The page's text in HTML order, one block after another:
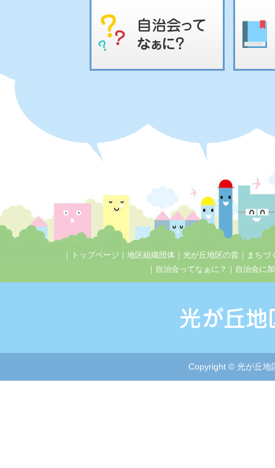
｜ トップページ ｜地区組織団体 ｜光が丘地区の昔 ｜ まちづ
｜ 自治会ってなぁに？ ｜ 自治会に
Copyright © 光が丘地